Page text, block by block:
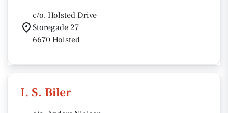
c/o. Holsted Drive
Storegade 27
6670 Holsted
I. S. Biler